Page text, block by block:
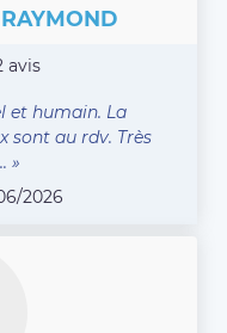
avis
et humain. La
sont au rdv. Très
»
2026